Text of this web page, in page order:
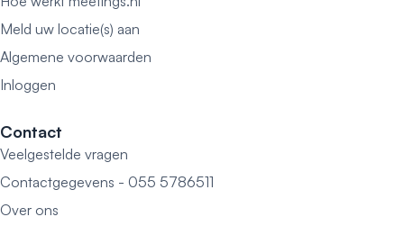
Meld uw locatie(s) aan
Algemene voorwaarden
Inloggen
Contact
Veelgestelde vragen
Contactgegevens - 055 5786511
Over ons